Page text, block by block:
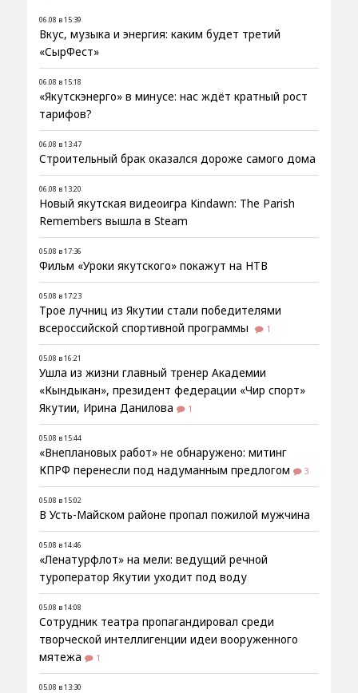
06.08 в 15:39
Вкус, музыка и энергия: каким будет третий
«СырФест»
06.08 в 15:18
«Якутскэнерго» в минусе: нас ждёт кратный рост
тарифов?
06.08 в 13:47
Строительный брак оказался дороже самого дома
06.08 в 13:20
Новый якутская видеоигра Kindawn: The Parish
Remembers вышла в Steam
05.08 в 17:36
Фильм «Уроки якутского» покажут на НТВ
05.08 в 17:23
Трое лучниц из Якутии стали победителями
всероссийской спортивной программы
1
05.08 в 16:21
Ушла из жизни главный тренер Академии
«Кындыкан», президент федерации «Чир спорт»
Якутии, Ирина Данилова
1
05.08 в 15:44
«Внеплановых работ» не обнаружено: митинг
КПРФ перенесли под надуманным предлогом
3
05.08 в 15:02
В Усть-Майском районе пропал пожилой мужчина
05.08 в 14:46
«Ленатурфлот» на мели: ведущий речной
туроператор Якутии уходит под воду
05.08 в 14:08
Сотрудник театра пропагандировал среди
творческой интеллигенции идеи вооруженного
мятежа
1
05.08 в 13:30